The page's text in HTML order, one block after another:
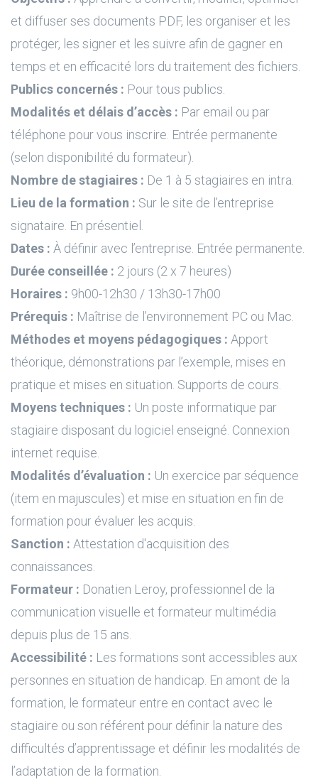
et diffuser ses documents PDF, les organiser et les
protéger, les signer et les suivre afin de gagner en
temps et en efficacité lors du traitement des fichiers.
Publics concernés : Pour tous publics.
Modalités et délais d’accès : Par email ou par
téléphone pour vous inscrire. Entrée permanente
(selon disponibilité du formateur).
Nombre de stagiaires : De 1 à 5 stagiaires en intra.
Lieu de la formation : Sur le site de l’entreprise
signataire. En présentiel.
Dates : À définir avec l’entreprise. Entrée permanente.
Durée conseillée : 2 jours (2 x 7 heures)
Horaires : 9h00-12h30 / 13h30-17h00
Prérequis : Maîtrise de l’environnement PC ou Mac.
Méthodes et moyens pédagogiques : Apport
théorique, démonstrations par l’exemple, mises en
pratique et mises en situation. Supports de cours.
Moyens techniques : Un poste informatique par
stagiaire disposant du logiciel enseigné. Connexion
internet requise.
Modalités d’évaluation : Un exercice par séquence
(item en majuscules) et mise en situation en fin de
formation pour évaluer les acquis.
Sanction : Attestation d'acquisition des
connaissances.
Formateur : Donatien Leroy, professionnel de la
communication visuelle et formateur multimédia
depuis plus de 15 ans.
Accessibilité : Les formations sont accessibles aux
personnes en situation de handicap. En amont de la
formation, le formateur entre en contact avec le
stagiaire ou son référent pour définir la nature des
difficultés d’apprentissage et définir les modalités de
l’adaptation de la formation.